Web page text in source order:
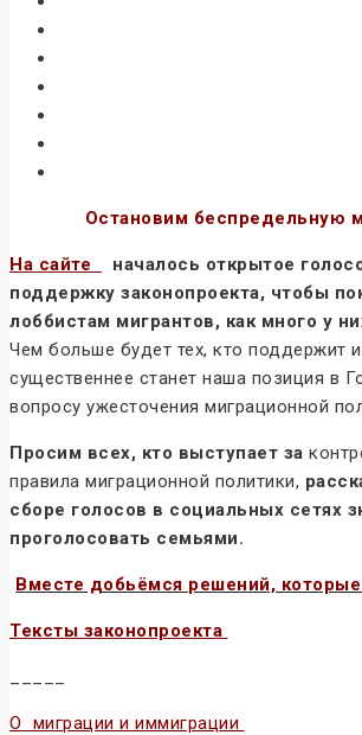
Остановим беспредельную
На сайте
началось открытое
поддержку законопроекта, чтобы
лоббистам мигрантов, как много у
Чем больше будет тех, кто поддержит
существеннее станет наша позиция в
вопросу ужесточения миграционной
Просим всех, кто выступает за
правила миграционной политики,
сборе голосов в социальных сетях
проголосовать семьями.
Вместе добьёмся решений,
Тексты законопроекта
О миграции и иммиграции